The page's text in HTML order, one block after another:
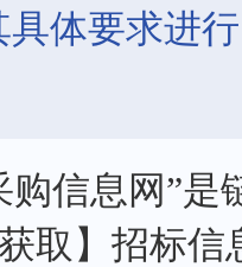
体要求进
购信息网”
获取】招标